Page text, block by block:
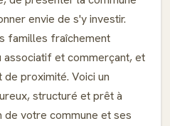
envie de s'y investir.
familles fraîchement
et commerçant, et
proximité. Voici un
structuré et prêt à
de votre commune et ses